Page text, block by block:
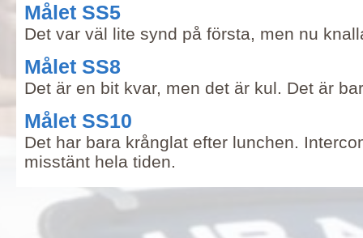
Målet SS5
Det var väl lite synd på första, men nu
Målet SS8
Det är en bit kvar, men det är kul. Det är
Målet SS10
Det har bara krånglat efter lunchen.
misstänt hela tiden.